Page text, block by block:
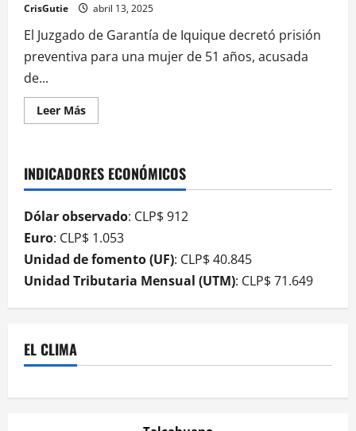
CrisGutie abril 13, 2025
El Juzgado de Garantía de Iquique decretó prisión
preventiva para una mujer de 51 años, acusada
de...
Leer Más
INDICADORES ECONÓMICOS
Dólar observado: CLP$ 912
Euro: CLP$ 1.053
Unidad de fomento (UF): CLP$ 40.845
Unidad Tributaria Mensual (UTM): CLP$ 71.649
EL CLIMA